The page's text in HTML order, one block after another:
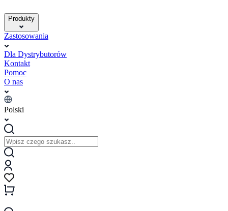
Produkty
Zastosowania
Dla Dystrybutorów
Kontakt
Pomoc
O nas
Polski